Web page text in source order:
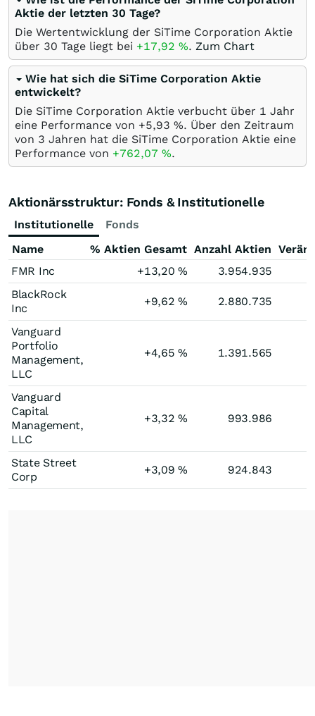
Aktie der letzten 30 Tage?
Die Wertentwicklung der SiTime Corporation Aktie
über 30 Tage liegt bei +17,92 %. Zum Chart
Wie hat sich die SiTime Corporation Aktie
entwickelt?
Die SiTime Corporation Aktie verbucht über 1 Jahr
eine Performance von +5,93 %. Über den Zeitraum
von 3 Jahren hat die SiTime Corporation Aktie eine
Performance von +762,07 %.
Aktionärsstruktur: Fonds & Institutionelle
Institutionelle
Fonds
Name
% Aktien Gesamt Anzahl Aktien
FMR Inc
+13,20% 3.954.935
BlackRock
Inc
+9,62% 2.880.735
Vanguard
Portfolio
Management,
LLC
+4,65% 1.391.565
Vanguard
Capital
Management,
LLC
+3,32% 993.986
State Street
Corp
+3,09% 924.843